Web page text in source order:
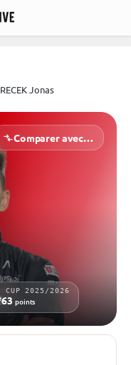
Jonas
CUP 2025/2026
63 points
Comparer avec…